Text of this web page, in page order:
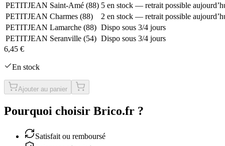
PETITJEAN Saint-Amé (88) 5 en stock — retrait possible
PETITJEAN Charmes (88)
2 en stock — retrait possible
PETITJEAN Lamarche (88) Dispo sous 3/4 jours
PETITJEAN Seranville (54) Dispo sous 3/4 jours
6,45 €
En stock
Ajouter au panier
Pourquoi choisir Brico.fr ?
Satisfait ou remboursé